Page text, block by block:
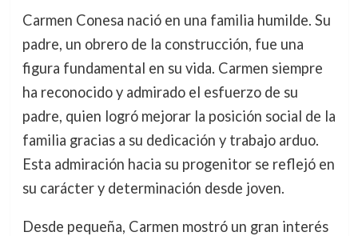
Carmen Conesa nació en una familia humilde. Su
padre, un obrero de la construcción, fue una
figura fundamental en su vida. Carmen siempre
ha reconocido y admirado el esfuerzo de su
padre, quien logró mejorar la posición social de la
familia gracias a su dedicación y trabajo arduo.
Esta admiración hacia su progenitor se reflejó en
su carácter y determinación desde joven.
Desde pequeña, Carmen mostró un gran interés